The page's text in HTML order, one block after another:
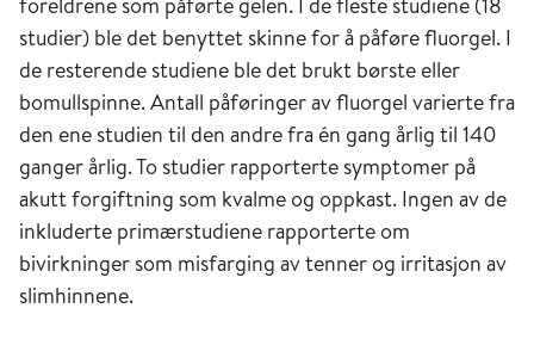
studier) ble det benyttet skinne for å påføre fluorgel. I
de resterende studiene ble det brukt børste eller
bomullspinne. Antall påføringer av fluorgel varierte fra
den ene studien til den andre fra én gang årlig til 140
ganger årlig. To studier rapporterte symptomer på
akutt forgiftning som kvalme og oppkast. Ingen av de
inkluderte primærstudiene rapporterte om
bivirkninger som misfarging av tenner og irritasjon av
slimhinnene.